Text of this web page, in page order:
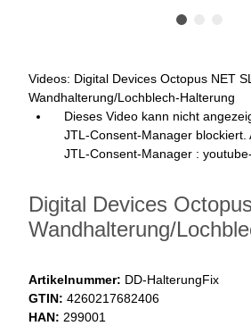
Videos: Digital Devices Octopus NET
Wandhalterung/Lochblech-Halterung
Dieses Video kann nicht
JTL-Consent-Manager blockiert.
JTL-Consent-Manager :
Digital Devices
Wandhalterung/
Artikelnummer: DD-HalterungFix
GTIN: 4260217682406
HAN: 299001